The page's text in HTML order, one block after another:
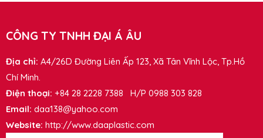
CÔNG TY TNHH ĐẠI Á ÂU
Địa chỉ: A4/26D Đường Liên Ấp 123, Xã Tân Vĩnh Lộc, Tp.Hồ
Chí Minh.
Điện thoại: +84 28 2228 7388 H/P 0988 303 828
Email: daa138@yahoo.com
Website: http://www.daaplastic.com